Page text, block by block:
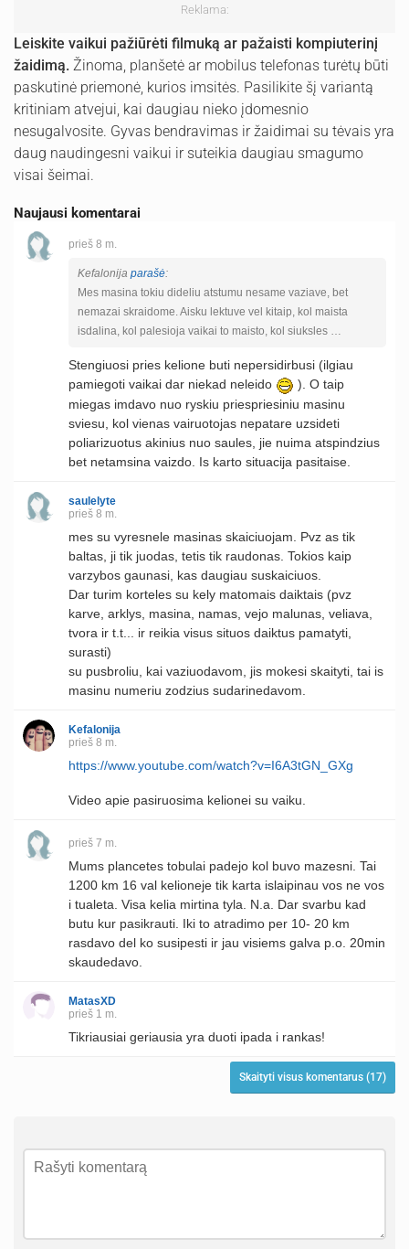
Reklama:
Leiskite vaikui pažiūrėti filmuką ar pažaisti kompiuterinį
žaidimą. Žinoma, planšetė ar mobilus telefonas turėtų būti
paskutinė priemonė, kurios imsitės. Pasilikite šį variantą
kritiniam atvejui, kai daugiau nieko įdomesnio
nesugalvosite. Gyvas bendravimas ir žaidimai su tėvais yra
daug naudingesni vaikui ir suteikia daugiau smagumo
visai šeimai.
Naujausi komentarai
prieš 8 m.
Kefalonija parašė:
Mes masina tokiu dideliu atstumu nesame vaziave, bet
nemazai skraidome. Aisku lektuve vel kitaip, kol maista
isdalina, kol palesioja vaikai to maisto, kol siuksles …
Stengiuosi pries kelione buti nepersidirbusi (ilgiau
pamiegoti vaikai dar niekad neleido
). O taip
miegas imdavo nuo ryskiu priespriesiniu masinu
sviesu, kol vienas vairuotojas nepatare uzsideti
poliarizuotus akinius nuo saules, jie nuima atspindzius
bet netamsina vaizdo. Is karto situacija pasitaise.
saulelyte
prieš 8 m.
mes su vyresnele masinas skaiciuojam. Pvz as tik
baltas, ji tik juodas, tetis tik raudonas. Tokios kaip
varzybos gaunasi, kas daugiau suskaiciuos.
Dar turim korteles su kely matomais daiktais (pvz
karve, arklys, masina, namas, vejo malunas, veliava,
tvora ir t.t... ir reikia visus situos daiktus pamatyti,
surasti)
su pusbroliu, kai vaziuodavom, jis mokesi skaityti, tai is
masinu numeriu zodzius sudarinedavom.
Kefalonija
prieš 8 m.
https://www.youtube.com/watch?v=I6A3tGN_GXg
Video apie pasiruosima kelionei su vaiku.
prieš 7 m.
Mums plancetes tobulai padejo kol buvo mazesni. Tai
1200 km 16 val kelioneje tik karta islaipinau vos ne vos
i tualeta. Visa kelia mirtina tyla. N.a. Dar svarbu kad
butu kur pasikrauti. Iki to atradimo per 10- 20 km
rasdavo del ko susipesti ir jau visiems galva p.o. 20min
skaudedavo.
MatasXD
prieš 1 m.
Tikriausiai geriausia yra duoti ipada i rankas!
Skaityti visus komentarus (17)